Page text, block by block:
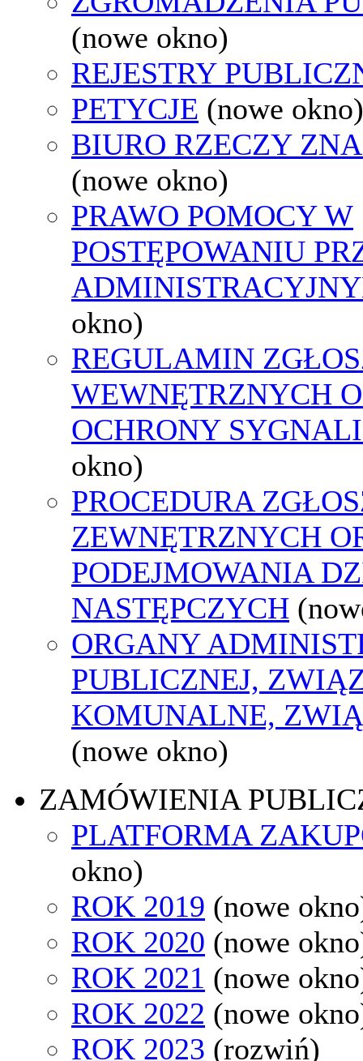
(nowe okno)
REJESTRY
PETYCJE (nowe okno)
BIURO RZECZY
(nowe okno)
PRAWO POMOCY W
POSTĘPOWANIU
okno)
REGULAMIN
WEWNĘTRZNYCH
OCHRONY
okno)
PROCEDURA
ZEWNĘTRZNYCH
PODEJMOWANIA
NASTĘPCZYCH
ORGANY
PUBLICZNEJ,
KOMUNALNE,
(nowe okno)
ZAMÓWIENIA
PLATFORMA
okno)
ROK 2019 (nowe
ROK 2020 (nowe
ROK 2021 (nowe
ROK 2022 (nowe
ROK 2023 (rozwiń)